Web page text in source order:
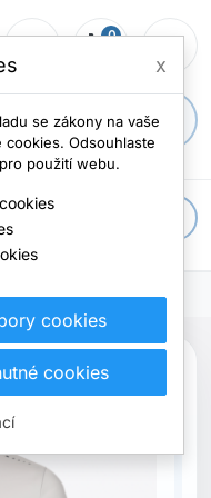
search
person_outline shopping_cart
0 menu
x
se zákony na vaše
cookies. Odsouhlaste
použití webu.
cookies
cookies